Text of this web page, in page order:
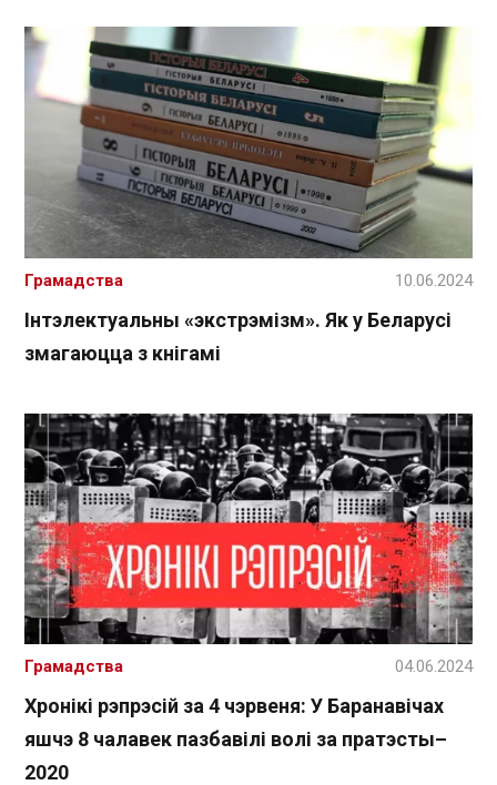
Інтэлектуальны «экстрэмізм». Як у Беларусі
змагаюцца з кнігамі
Грамадства 10.06.2024
Хронікі рэпрэсій за 4 чэрвеня: У Баранавічах
яшчэ 8 чалавек пазбавілі волі за пратэсты–
2020
Грамадства 04.06.2024